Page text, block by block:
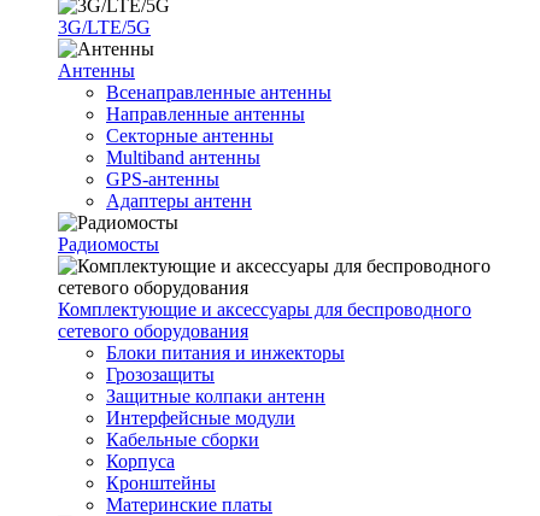
3G/LTE/5G
Антенны
Всенаправленные антенны
Направленные антенны
Секторные антенны
Multiband антенны
GPS-антенны
Адаптеры антенн
Радиомосты
Комплектующие и аксессуары для беспроводного
сетевого оборудования
Блоки питания и инжекторы
Грозозащиты
Защитные колпаки антенн
Интерфейсные модули
Кабельные сборки
Корпуса
Кронштейны
Материнские платы